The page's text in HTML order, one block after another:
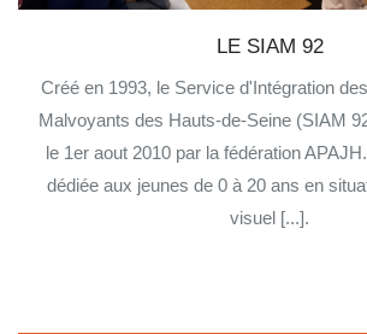
LE SIAM 92
Créé en 1993, le Service d'Intégration
Malvoyants des Hauts-de-Seine (SIAM
le 1er aout 2010 par la fédération
dédiée aux jeunes de 0 à 20 ans en
visuel [...].